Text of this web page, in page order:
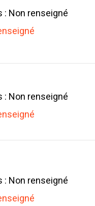
: Non renseigné
: Non renseigné
: Non renseigné